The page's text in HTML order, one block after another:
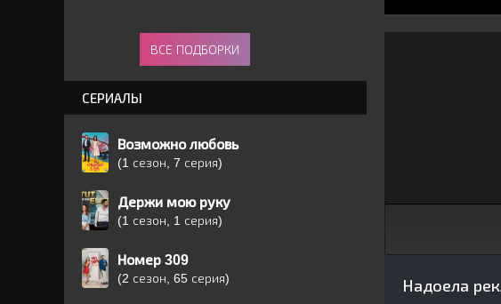
Надоела
ВСЕ ПОДБОРКИ
СЕРИАЛЫ
Возможно любовь
(1 сезон, 7 серия)
Держи мою руку
(1 сезон, 1 серия)
Номер 309
(2 сезон, 65 серия)